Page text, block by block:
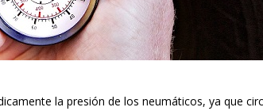
la presión de los neumáticos, ya que